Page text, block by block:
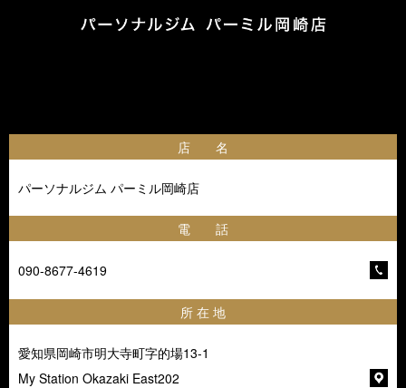
店 名
パーソナルジム パーミル岡崎店
電 話
090-8677-4619
所 在 地
愛知県岡崎市明大寺町字的場13-1
My Station Okazaki East202